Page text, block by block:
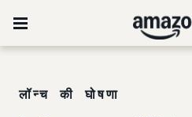
लॉन्च की घोषणा